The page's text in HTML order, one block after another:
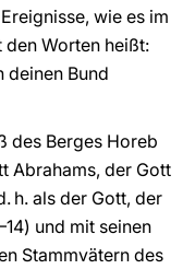
wie es im
den Worten heißt:
deinen Bund
des Berges Horeb
Abrahams, der Gott
h. als der Gott, der
und mit seinen
Stammvätern des